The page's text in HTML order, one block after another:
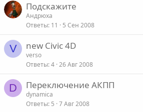
Подскажите
Андрюха
Ответы 11 5 Сен 2008
V new Civic 4D
verso
Ответы 4 26 Авг 2008
D Переключение АКПП
dynamica
Ответы 5 7 Авг 2008